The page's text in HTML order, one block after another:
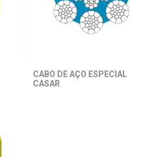
CABO DE AÇO ESPECIAL
CASAR